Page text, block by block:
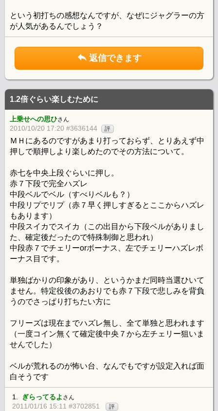
という初打ちの感想なんですが、なぜにジャグラーの方
が人気があるんでしょう？
返信できます
1.2倍ぐらい楽しむために
上乗せへの思ひさん
2010/10/20 17:20 #3636144 評
ＭＨにあるのですがあまり打っておらず、とりあえず中
押しで順押しより楽しめたのでその方法について。
赤七を中央上段ぐらいに押し。
赤７下段で完全ハズレ
中段ベルでベル（すべりベルも？）
中段リプでリプ（赤７早く押しすぎるとここからハズレ
もあります）
中段スイカでスイカ（この出目から下段ベルがありまし
た、確定後だったので特殊制御と思われ）
中段赤７でチェリーorボーナス、左でチェリーハズレボ
ーナス目です。
単独ばかりの印象があり、というかまだ同時当選ひいて
ません。特定役後のあおりでも赤７下段で悲しみを背負
うのでさっぱり打ちたい方に
フリーズは現在までハズレ無し、全て単独と思われます
（一度コイン無くて確定後中央７から左チェリー狙いま
せんでした）
ベルが荒れるのが怖い台、なんでもですが設定入れば面
白そうです
1. ぎらってるよ さん
2011/01/16 15:11 #3702851 評